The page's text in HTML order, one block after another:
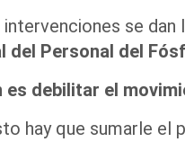
intervenciones se dan
del Personal del
es debilitar el
hay que sumarle el